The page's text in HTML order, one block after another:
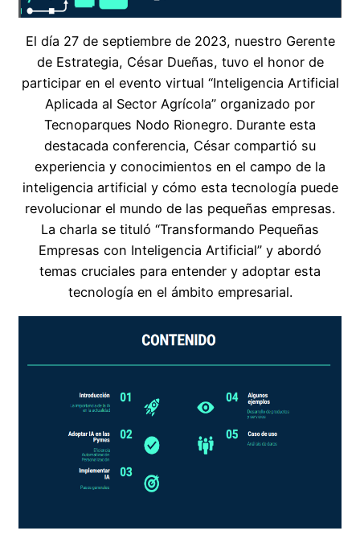
El día 27 de septiembre de 2023, nuestro Gerente
de Estrategia, César Dueñas, tuvo el honor de
participar en el evento virtual “Inteligencia Artificial
Aplicada al Sector Agrícola” organizado por
Tecnoparques Nodo Rionegro. Durante esta
destacada conferencia, César compartió su
experiencia y conocimientos en el campo de la
inteligencia artificial y cómo esta tecnología puede
revolucionar el mundo de las pequeñas empresas.
La charla se tituló “Transformando Pequeñas
Empresas con Inteligencia Artificial” y abordó
temas cruciales para entender y adoptar esta
tecnología en el ámbito empresarial.